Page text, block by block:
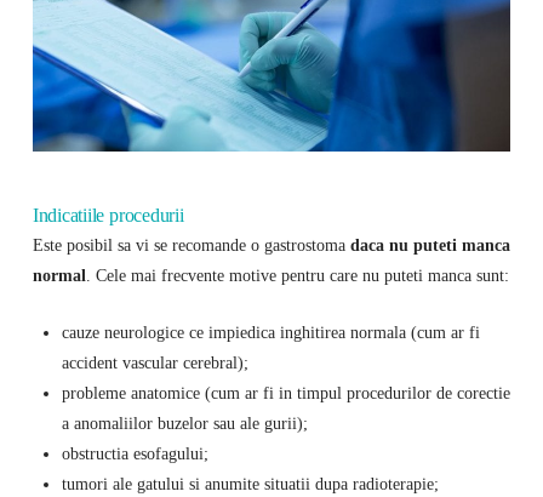
Indicatiile procedurii
Este posibil sa vi se recomande o gastrostoma daca nu puteti manca
normal . Cele mai frecvente motive pentru care nu puteti manca sunt:
cauze neurologice ce impiedica inghitirea normala (cum ar fi
accident vascular cerebral);
probleme anatomice (cum ar fi in timpul procedurilor de corectie
a anomaliilor buzelor sau ale gurii);
obstructia esofagului;
tumori ale gatului si anumite situatii dupa radioterapie;